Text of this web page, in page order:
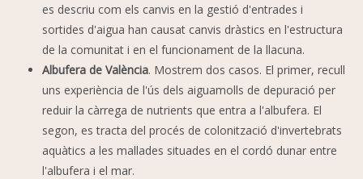
es descriu com els canvis en la gestió d'entrades i
sortides d'aigua han causat canvis dràstics en l'estructura
de la comunitat i en el funcionament de la llacuna.
Albufera de València. Mostrem dos casos. El primer, recull
uns experiència de l'ús dels aiguamolls de depuració per
reduir la càrrega de nutrients que entra a l'albufera. El
segon, es tracta del procés de colonització d'invertebrats
aquàtics a les mallades situades en el cordó dunar entre
l'albufera i el mar.